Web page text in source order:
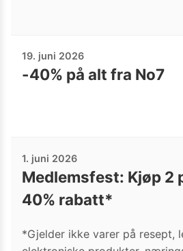
19. juni 2026
-40% på alt fra No7
1. juni 2026
Medlemsfest: Kjøp 2
40% rabatt*
*Gjelder ikke varer på resept,